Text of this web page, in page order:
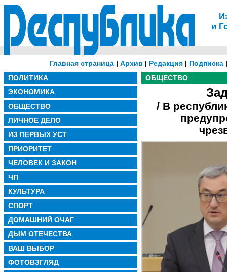
и
Главная страница | Архив | Редакция | Подписка
ПОЛИТИКА
ЭКОНОМИКА
ОБЩЕСТВО
ЛИЧНОЕ ДЕЛО
ИЗ ПЕРВЫХ УСТ
ПРИОРИТЕТ
ЧЕЛОВЕК И ЗАКОН
ЧП
КУЛЬТУРА
СПОРТ
ДОМАШНИЙ ОЧАГ
ДЫМ ОТЕЧЕСТВА
ВАШ ВЫБОР
ФОТОВЗГЛЯД
ОБЩЕСТВО
/ В